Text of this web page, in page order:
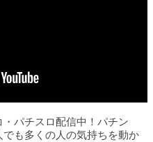
・パチスロ配信中！パチン
も多くの人の気持ちを動か